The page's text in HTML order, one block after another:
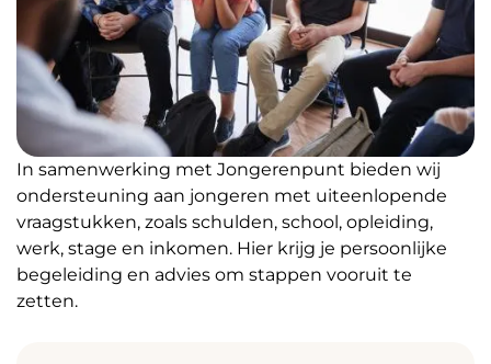
In samenwerking met Jongerenpunt bieden wij
ondersteuning aan jongeren met uiteenlopende
vraagstukken, zoals schulden, school, opleiding,
werk, stage en inkomen. Hier krijg je persoonlijke
begeleiding en advies om stappen vooruit te
zetten.